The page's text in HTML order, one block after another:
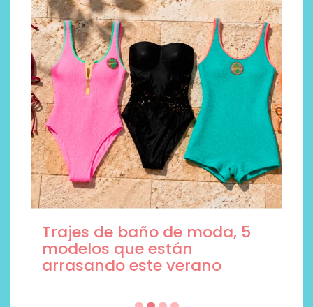
Trajes de baño de moda, 5
modelos que están
arrasando este verano